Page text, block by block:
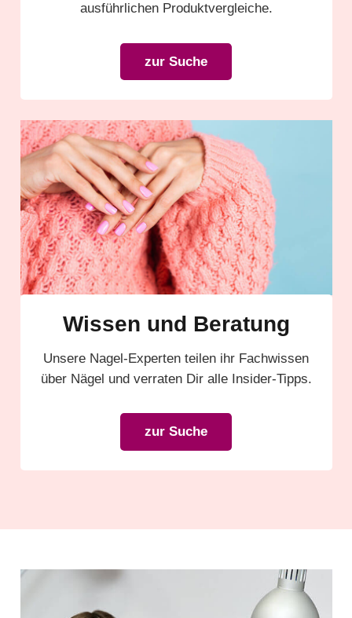
ausführlichen Produktvergleiche.
zur Suche
Wissen und Beratung
Unsere Nagel-Experten teilen ihr Fachwissen
über Nägel und verraten Dir alle Insider-Tipps.
zur Suche